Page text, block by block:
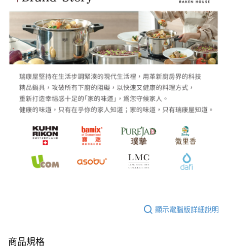
顯示電腦版詳細說明
商品規格